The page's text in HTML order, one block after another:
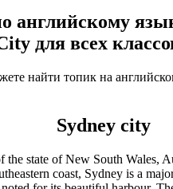
английскому
для всех
найти топик на
Sydney city
the state of New South Wales,
coast, Sydney is a